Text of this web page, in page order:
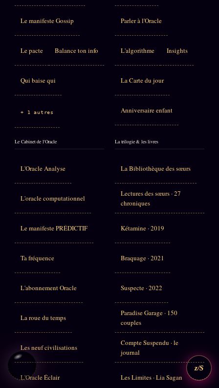
z/S
Le manifeste Gossip
Le pacte Balance ton info
Qui baise qui
+ 1 autres
Parler à l'Oracle
L'algorithme Insights
La Carte du jour
Anniversaire enfant
Le Cabinet de l'Oracle
L'Oracle Analyse
L'oracle computationnel
Le manifeste PRÉDICTIF
Ta fréquence
L'abonnement Oracle
La roue du temps
Les neuf civilisations
L'Oracle Éclair
La trilogie & les livres
La Bibliothèque des sœurs
Lectures des sœurs · 27
chroniques
Kétamine · 2019
Braquage · 2021
Suspecte · 2022
Paradise Garage · 150
couples
Compte Suspendu · le
journal
Les Limites · Lia Sagan